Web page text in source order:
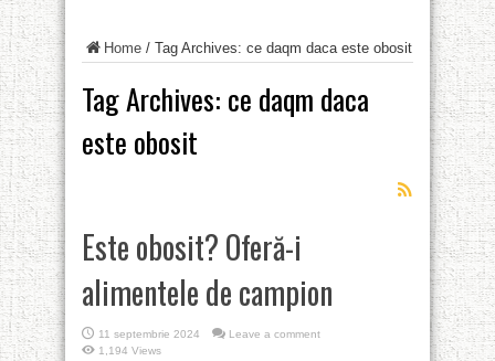
Home / Tag Archives: ce daqm daca este obosit
Tag Archives: ce daqm daca
este obosit
Este obosit? Oferă-i
alimentele de campion
11 septembrie 2024
Leave a comment
1,194 Views